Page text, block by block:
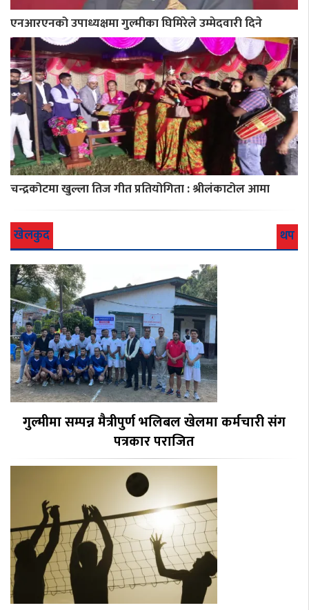
एनआरएनको उपाध्यक्षमा गुल्मीका घिमिरेले उम्मेदवारी दिने
चन्द्रकोटमा खुल्ला तिज गीत प्रतियोगिता : श्रीलंकाटोल आमा
खेलकुद थप
गुल्मीमा सम्पन्न मैत्रीपुर्ण भलिबल खेलमा कर्मचारी संग
पत्रकार पराजित